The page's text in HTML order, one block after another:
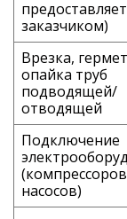
заказчиком)
Врезка,
опайка труб
подводящей/
отводящей
Подключение
насосов)